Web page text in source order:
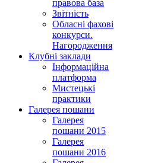
правова база
Звітність
Обласні фахові
конкурси.
Нагородження
Клубні заклади
Інформаційна
платформа
Мистецькі
практики
Галерея пошани
Галерея
пошани 2015
Галерея
пошани 2016